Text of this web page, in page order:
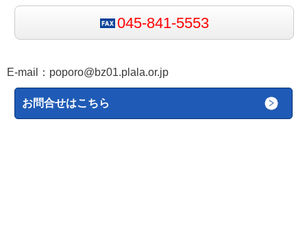
045-841-5553
E-mail： poporo@bz01.plala.or.jp
お問合せはこちら